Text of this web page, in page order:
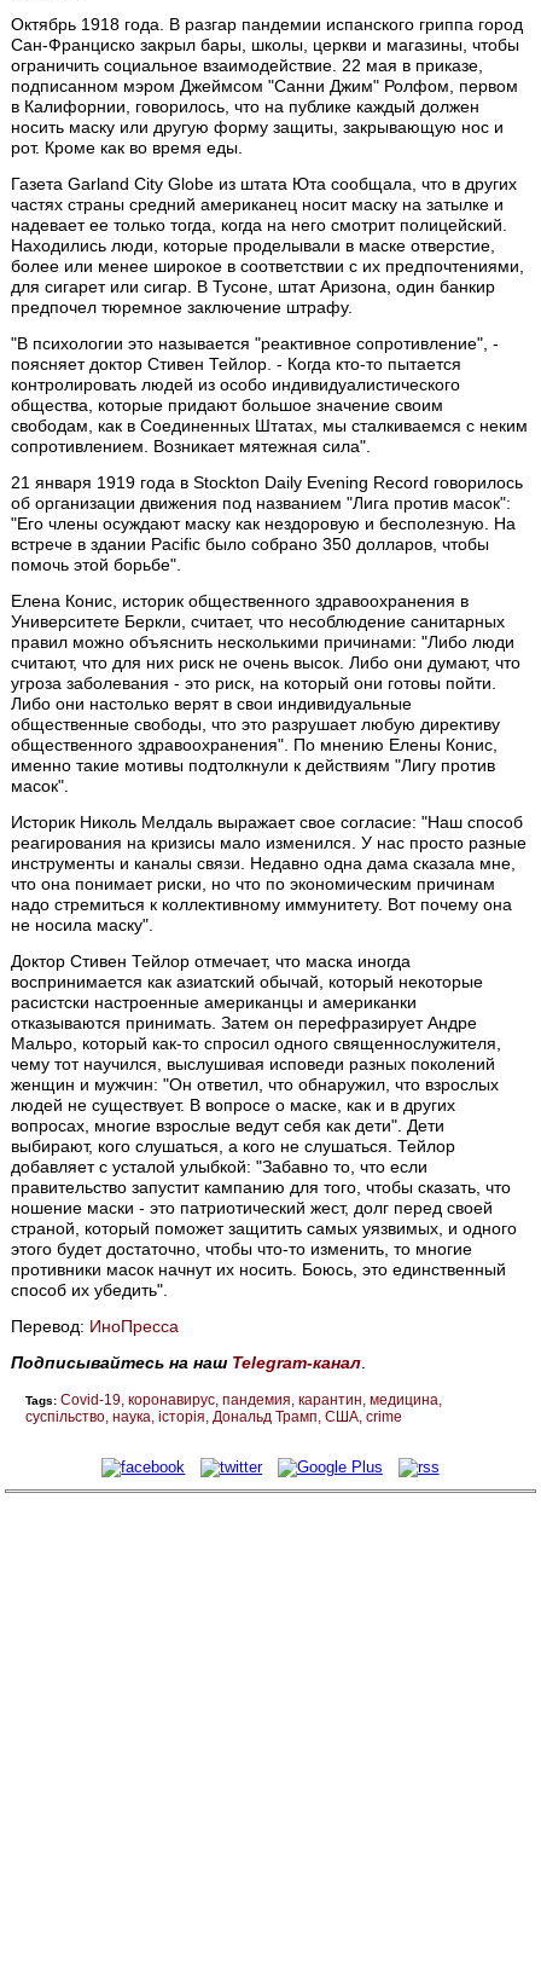
Октябрь 1918 года. В разгар пандемии испанского гриппа город
Сан-Франциско закрыл бары, школы, церкви и магазины, чтобы
ограничить социальное взаимодействие. 22 мая в приказе,
подписанном мэром Джеймсом "Санни Джим" Ролфом, первом
в Калифорнии, говорилось, что на публике каждый должен
носить маску или другую форму защиты, закрывающую нос и
рот. Кроме как во время еды.
Газета Garland City Globe из штата Юта сообщала, что в других
частях страны средний американец носит маску на затылке и
надевает ее только тогда, когда на него смотрит полицейский.
Находились люди, которые проделывали в маске отверстие,
более или менее широкое в соответствии с их предпочтениями,
для сигарет или сигар. В Тусоне, штат Аризона, один банкир
предпочел тюремное заключение штрафу.
"В психологии это называется "реактивное сопротивление", -
поясняет доктор Стивен Тейлор. - Когда кто-то пытается
контролировать людей из особо индивидуалистического
общества, которые придают большое значение своим
свободам, как в Соединенных Штатах, мы сталкиваемся с неким
сопротивлением. Возникает мятежная сила".
21 января 1919 года в Stockton Daily Evening Record говорилось
об организации движения под названием "Лига против масок":
"Его члены осуждают маску как нездоровую и бесполезную. На
встрече в здании Pacific было собрано 350 долларов, чтобы
помочь этой борьбе".
Елена Конис, историк общественного здравоохранения в
Университете Беркли, считает, что несоблюдение санитарных
правил можно объяснить несколькими причинами: "Либо люди
считают, что для них риск не очень высок. Либо они думают, что
угроза заболевания - это риск, на который они готовы пойти.
Либо они настолько верят в свои индивидуальные
общественные свободы, что это разрушает любую директиву
общественного здравоохранения". По мнению Елены Конис,
именно такие мотивы подтолкнули к действиям "Лигу против
масок".
Историк Николь Мелдаль выражает свое согласие: "Наш способ
реагирования на кризисы мало изменился. У нас просто разные
инструменты и каналы связи. Недавно одна дама сказала мне,
что она понимает риски, но что по экономическим причинам
надо стремиться к коллективному иммунитету. Вот почему она
не носила маску".
Доктор Стивен Тейлор отмечает, что маска иногда
воспринимается как азиатский обычай, который некоторые
расистски настроенные американцы и американки
отказываются принимать. Затем он перефразирует Андре
Мальро, который как-то спросил одного священнослужителя,
чему тот научился, выслушивая исповеди разных поколений
женщин и мужчин: "Он ответил, что обнаружил, что взрослых
людей не существует. В вопросе о маске, как и в других
вопросах, многие взрослые ведут себя как дети". Дети
выбирают, кого слушаться, а кого не слушаться. Тейлор
добавляет с усталой улыбкой: "Забавно то, что если
правительство запустит кампанию для того, чтобы сказать, что
ношение маски - это патриотический жест, долг перед своей
страной, который поможет защитить самых уязвимых, и одного
этого будет достаточно, чтобы что-то изменить, то многие
противники масок начнут их носить. Боюсь, это единственный
способ их убедить".
Перевод: ИноПресса
Подписывайтесь на наш Telegram-канал
Tags:Covid-19 коронавирус пандемия карантин медицина
суспільство наука історія Дональд Трамп США crime